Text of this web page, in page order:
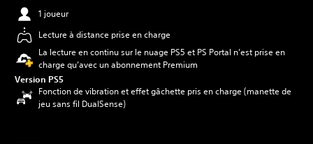
1 joueur
Lecture à distance prise en charge
La lecture en continu sur le nuage PS5 et PS Portal n’est prise en
charge qu’avec un abonnement Premium
Version PS5
Fonction de vibration et effet gâchette pris en charge (manette de
jeu sans fil DualSense)